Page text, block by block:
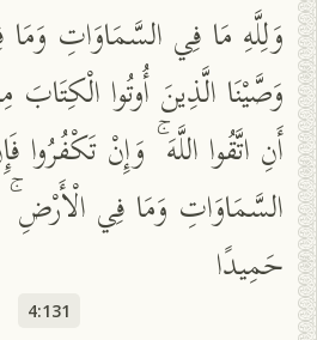
وَلِلَّهِ مَا فِي السَّمَاوَاتِ
وَصَّيْنَا الَّذِينَ أُوتُوا
أَنِ اتَّقُوا اللَّهَ ۚ وَإِنْ تَكْفُرُوا
السَّمَاوَاتِ وَمَا فِي الْأَرْضِ
حَمِيدًا
4:131